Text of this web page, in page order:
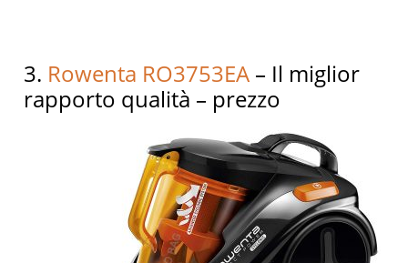
3. Rowenta RO3753EA – Il miglior
rapporto qualità – prezzo